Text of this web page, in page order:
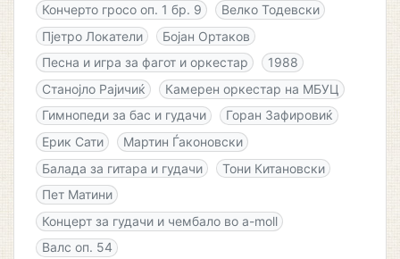
Кончерто гросо оп. 1 бр. 9
Велко Тодевски
Пјетро Локатели
Бојан Ортаков
Песна и игра за фагот и оркестар
1988
Станојло Рајичиќ
Камерен оркестар на МБУЦ
Гимнопеди за бас и гудачи
Горан Зафировиќ
Ерик Сати
Мартин Ѓаконовски
Балада за гитара и гудачи
Тони Китановски
Пет Матини
Концерт за гудачи и чембало во a-moll
Валс оп. 54